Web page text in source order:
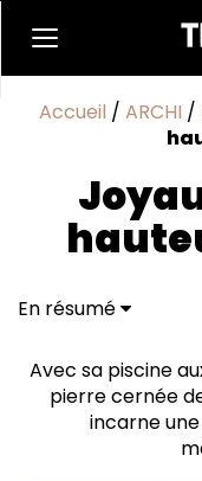
Accueil / ARCHI /
En résumé
Avec sa piscine
pierre cernée
incarne